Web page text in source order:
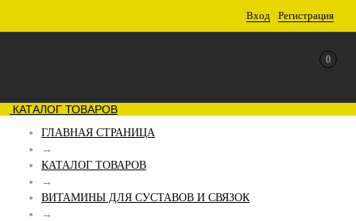
Вход Регистрация
0
КАТАЛОГ ТОВАРОВ
ГЛАВНАЯ СТРАНИЦА
→
КАТАЛОГ ТОВАРОВ
→
ВИТАМИНЫ ДЛЯ СУСТАВОВ И СВЯЗОК
→